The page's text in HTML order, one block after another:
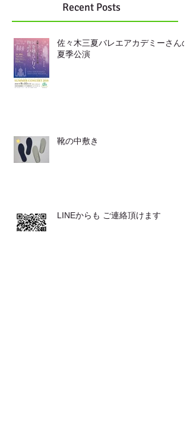
Recent Posts
佐々木三夏バレエアカデミーさんの
夏季公演
靴の中敷き
LINEからも ご連絡頂けます